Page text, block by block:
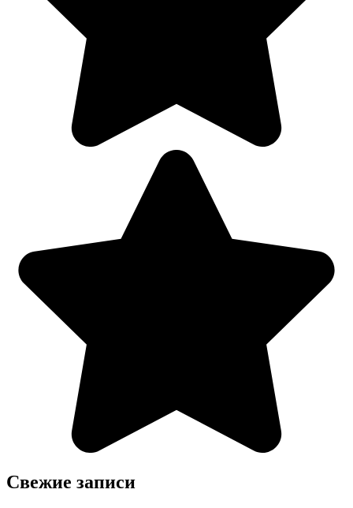
Свежие записи